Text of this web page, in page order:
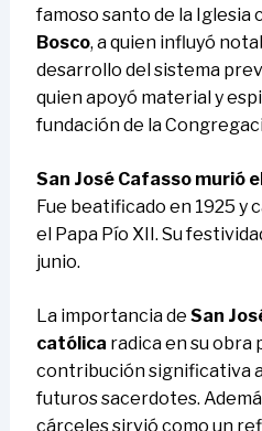
famoso santo de la Iglesia
Bosco, a quien influyó
desarrollo del sistema
quien apoyó material y
fundación de la
San José Cafasso murió
Fue beatificado en 1925 y
el Papa Pío XII. Su
junio.
La importancia de San
católica radica en su obra
contribución significativa
futuros sacerdotes.
cárceles sirvió como un